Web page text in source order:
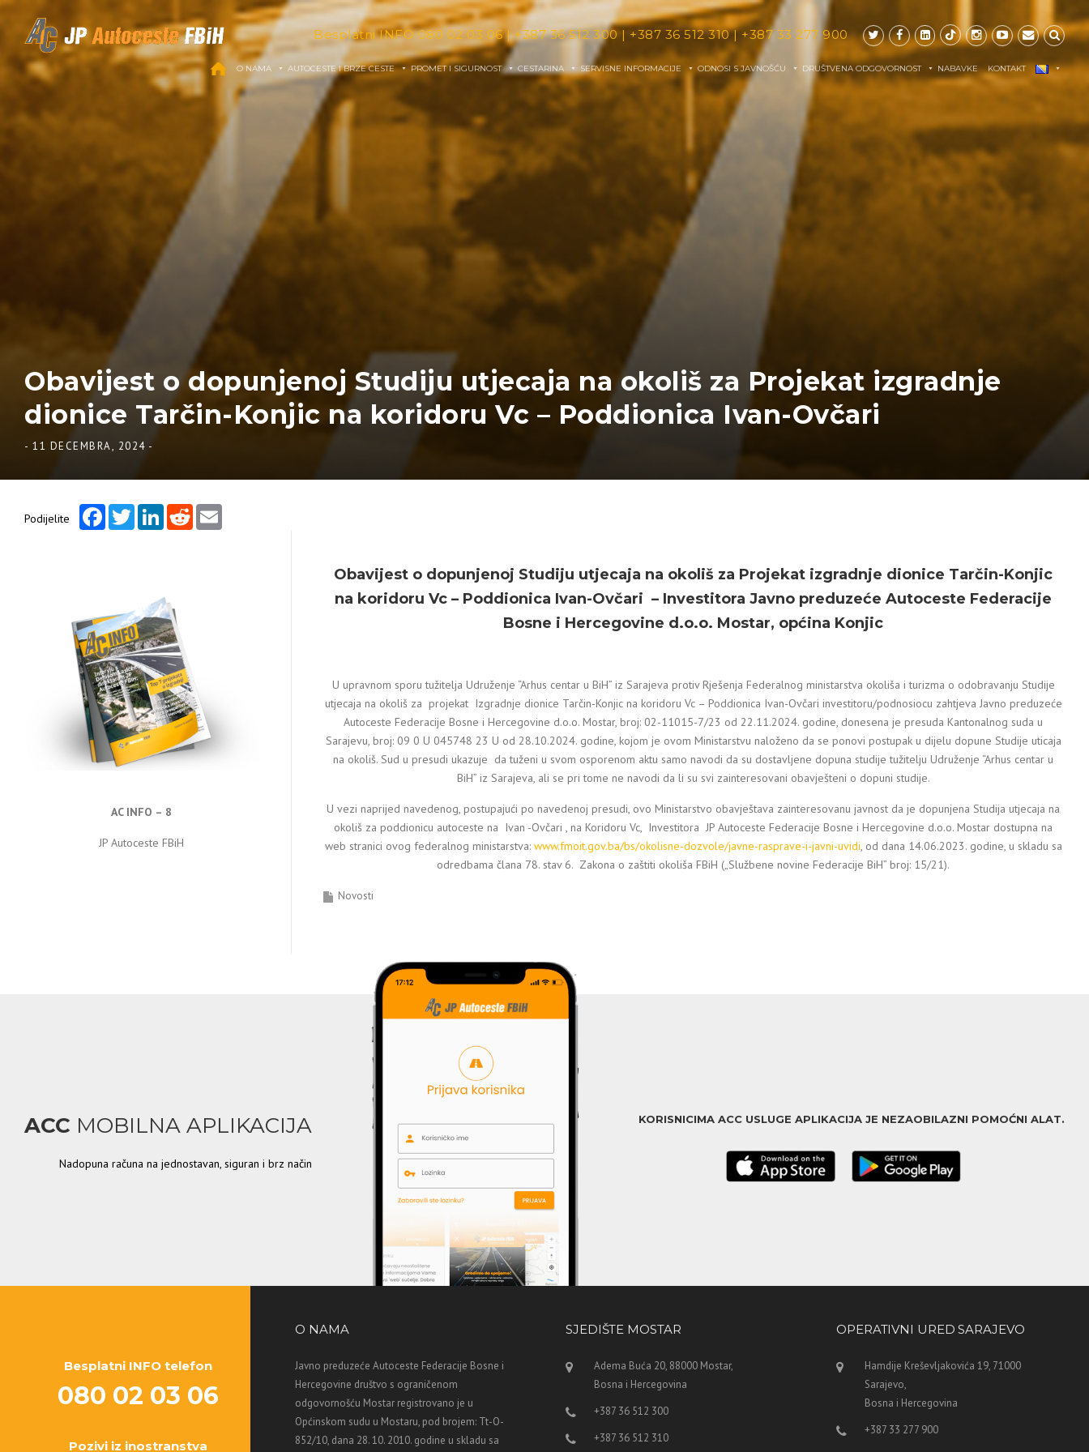
Skip to content
Besplatni INFO080 02 03 06|+387 36 512 300| +387 36 512 310|+387 33 277 900
O NAMA AUTOCESTE I BRZE CESTE PROMET I SIGURNOST CESTARINA SERVISNE INFORMACIJE ODNOSI S JAVNOŠĆU DRUŠTVENA ODGOVORNOST NABAVKE KONTAKT
Obavijest o dopunjenoj Studiju utjecaja na okoliš za Projekat izgradnje
dionice Tarčin-Konjic na koridoru Vc – Poddionica Ivan-Ovčari
- 11 DECEMBRA, 2024 -
Podijelite
FacebookTwitterLinkedInReddit
Obavijest o dopunjenoj Studiju utjecaja na okoliš za Projekat izgradnje dionice Tarčin-Konjic
na koridoru Vc – Poddionica Ivan-Ovčari – InvestitoraJavno preduzeće Autoceste Federacije
Bosne i Hercegovine d.o.o. Mostar, općina Konjic
U upravnom sporu tužitelja Udruženje “Arhus centar u BiH” iz Sarajeva protiv Rješenja Federalnog ministarstva okoliša i turizma o odobravanju Studije
utjecaja na okoliš za projekat Izgradnje dionice Tarčin-Konjic na koridoru Vc – Poddionica Ivan-Ovčari investitoru/podnosiocu zahtjeva Javno preduzeće
Autoceste Federacije Bosne i Hercegovine d.o.o. Mostar, broj: 02-11015-7/23 od 22.11.2024. godine, donesena je presuda Kantonalnog suda u
Sarajevu, broj: 09 0 U 045748 23 U od 28.10.2024. godine, kojom je ovom Ministarstvu naloženo da se ponovi postupak u dijelu dopune Studije uticaja
na okoliš. Sud u presudi ukazuje da tuženi u svom osporenom aktu samo navodi da su dostavljene dopuna studije tužitelju Udruženje “Arhus centar u
BiH” iz Sarajeva, ali se pri tome ne navodi da li su svi zainteresovani obavješteni o dopuni studije.
U vezi naprijed navedenog, postupajući po navedenoj presudi, ovo Ministarstvo obavještava zainteresovanu javnost da je dopunjena Studija utjecaja na
okoliš za poddionicu autoceste na Ivan -Ovčari , na Koridoru Vc, Investitora JP Autoceste Federacije Bosne i Hercegovine d.o.o. Mostar dostupna na
web stranici ovog federalnog ministarstva: www.fmoit.gov.ba/bs/okolisne-dozvole/javne-rasprave-i-javni-uvidi, od dana 14.06.2023. godine, u skladu sa
odredbama člana 78. stav 6. Zakona o zaštiti okoliša FBiH („Službene novine Federacije BiH” broj: 15/21).
Novosti
AC INFO – 8
JP Autoceste FBiH
ACC MOBILNA APLIKACIJA
Nadopuna računa na jednostavan, siguran i brz način
KORISNICIMA ACC USLUGE APLIKACIJA JE NEZAOBILAZNI POMOĆNI ALAT.
Besplatni INFO telefon
080 02 03 06
Pozivi iz inostranstva
O NAMA
Javno preduzeće Autoceste Federacije Bosne i
Hercegovine društvo s ograničenom
odgovornošću Mostar registrovano je u
Općinskom sudu u Mostaru, pod brojem: Tt-O-
852/10, dana 28. 10. 2010. godine u skladu sa
SJEDIŠTE MOSTAR
Adema Buća 20, 88000 Mostar,
Bosna i Hercegovina
+387 36 512 300
+387 36 512 310
OPERATIVNI URED SARAJEVO
Hamdije Kreševljakovića 19, 71000
Sarajevo,
Bosna i Hercegovina
+387 33 277 900